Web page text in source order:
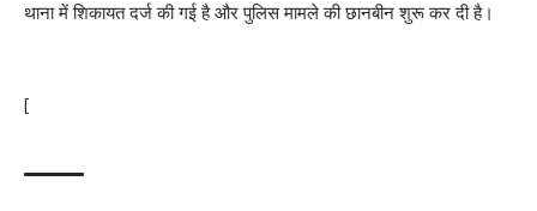
थाना में शिकायत दर्ज की गई है और पुलिस मामले की छानबीन शुरू कर दी है।
[